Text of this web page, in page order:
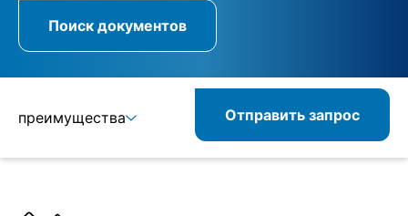
Поиск документов
преимущества Отправить запрос